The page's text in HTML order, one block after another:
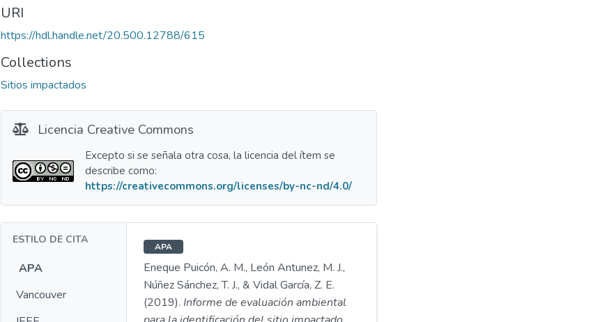
URI
https://hdl.handle.net/20.500.12788/615
Collections
Sitios impactados
Licencia Creative Commons
Excepto si se señala otra cosa, la licencia del ítem se
describe como:
https://creativecommons.org/licenses/by-nc-nd/4.0/
ESTILO DE CITA
APA
Vancouver
APA
Eneque Puicón, A. M., León Antunez, M. J.,
Núñez Sánchez, T. J., & Vidal García, Z. E.
(2019). Informe de evaluación ambiental